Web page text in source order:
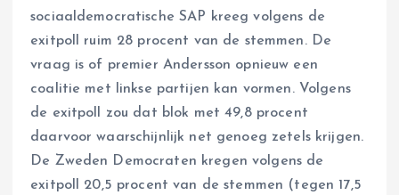
sociaaldemocratische SAP kreeg volgens de
exitpoll ruim 28 procent van de stemmen. De
vraag is of premier Andersson opnieuw een
coalitie met linkse partijen kan vormen. Volgens
de exitpoll zou dat blok met 49,8 procent
daarvoor waarschijnlijk net genoeg zetels krijgen.
De Zweden Democraten kregen volgens de
exitpoll 20,5 procent van de stemmen (tegen 17,5